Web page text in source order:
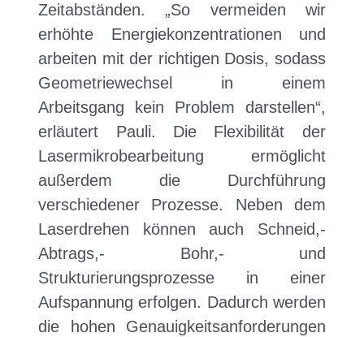
Zeitabständen. „So vermeiden wir
erhöhte Energiekonzentrationen und
arbeiten mit der richtigen Dosis, sodass
Geometriewechsel in einem
Arbeitsgang kein Problem darstellen“,
erläutert Pauli. Die Flexibilität der
Lasermikrobearbeitung ermöglicht
außerdem die Durchführung
verschiedener Prozesse. Neben dem
Laserdrehen können auch Schneid,-
Abtrags,- Bohr,- und
Strukturierungsprozesse in einer
Aufspannung erfolgen. Dadurch werden
die hohen Genauigkeitsanforderungen